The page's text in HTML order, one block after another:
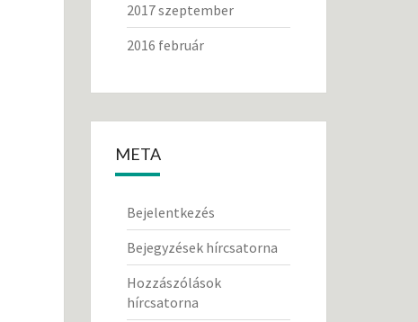
2017 szeptember
2016 február
META
Bejelentkezés
Bejegyzések hírcsatorna
Hozzászólások
hírcsatorna